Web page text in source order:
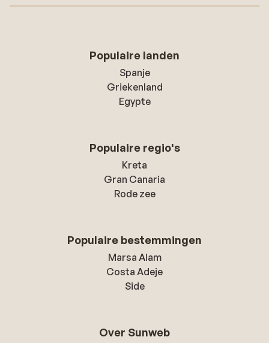
Populaire landen
Spanje
Griekenland
Egypte
Populaire regio's
Kreta
Gran Canaria
Rode zee
Populaire bestemmingen
Marsa Alam
Costa Adeje
Side
Over Sunweb